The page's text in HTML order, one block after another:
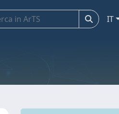
IT